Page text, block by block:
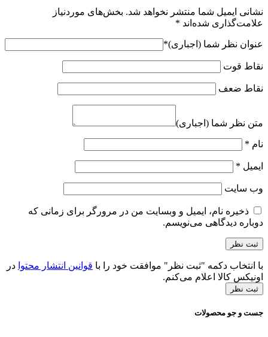
نشانی ایمیل شما منتشر نخواهد شد. بخش‌های موردنیاز
علامت‌گذاری شده‌اند *
عنوان نظر شما (اجباری)*
نقاط قوت
نقاط ضعف
متن نظر شما (اجباری)
نام *
ایمیل *
وب‌ سایت
ذخیره نام، ایمیل و وبسایت من در مرورگر برای زمانی که
دوباره دیدگاهی می‌نویسم.
با انتخاب دکمه "ثبت نظر" موافقت خود را با قوانین انتشار محتوا در
اونیکس کالا اعلام می‌کنم.
ثبت نظر
جست و جو محصولات